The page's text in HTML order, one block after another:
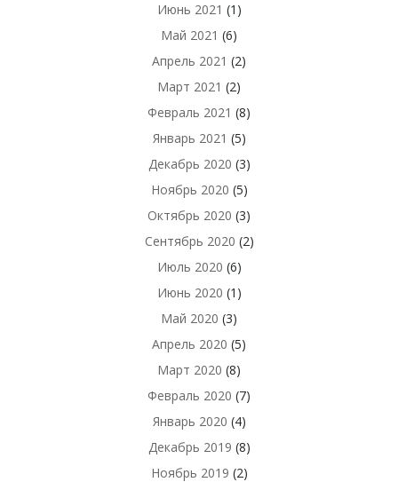
Июнь 2021 (1)
Май 2021 (6)
Апрель 2021 (2)
Март 2021 (2)
Февраль 2021 (8)
Январь 2021 (5)
Декабрь 2020 (3)
Ноябрь 2020 (5)
Октябрь 2020 (3)
Сентябрь 2020 (2)
Июль 2020 (6)
Июнь 2020 (1)
Май 2020 (3)
Апрель 2020 (5)
Март 2020 (8)
Февраль 2020 (7)
Январь 2020 (4)
Декабрь 2019 (8)
Ноябрь 2019 (2)